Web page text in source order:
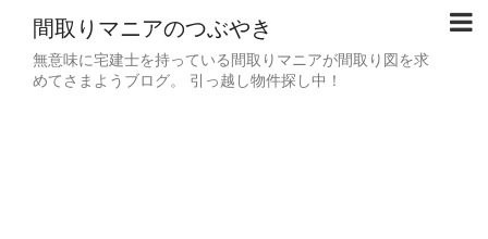
間取りマニアのつぶやき
無意味に宅建士を持っている間取りマニアが間取り図を求
めてさまようブログ。 引っ越し物件探し中！